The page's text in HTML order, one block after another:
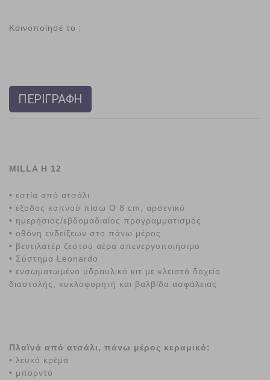
Κοινοποίησέ το :
ΠΕΡΙΓΡΑΦΗ
MILLA H 12
• εστία από ατσάλι
• έξοδος καπνού πίσω O 8 cm, αρσενικό
• ημερήσιος/εβδομαδιαίος προγραμματισμός
• οθόνη ενδείξεων στο πάνω μέρος
• βεντιλατέρ ζεστού αέρα απενεργοποιήσιμο
• Σύστημα Leonardo
• ενσωματωμένο υδραυλικό κιτ με κλειστό δοχείο
διαστολής, κυκλοφορητή και βαλβίδα ασφάλειας
Πλαϊνά από ατσάλι, πάνω μέρος κεραμικό:
• λευκό κρέμα
• μπορντό